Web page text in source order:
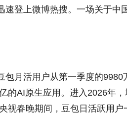
速登上微博热搜。一场关于中
包月活用户从第一季度的9980
的AI原生应用。进入2026年，
视春晚期间，豆包日活跃用户